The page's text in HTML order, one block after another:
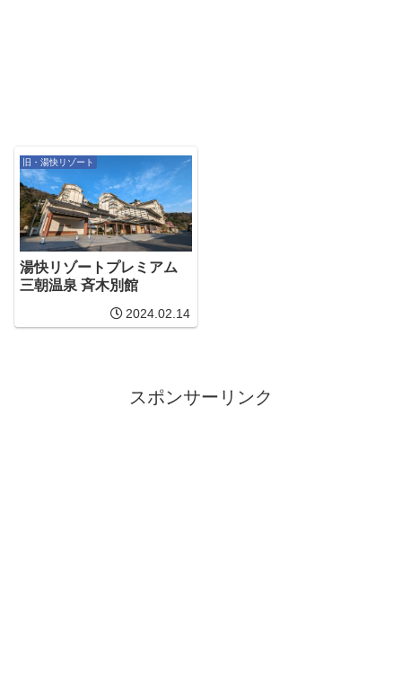
旧・湯快リゾート
湯快リゾートプレミアム
三朝温泉 斉木別館
2024.02.14
スポンサーリンク